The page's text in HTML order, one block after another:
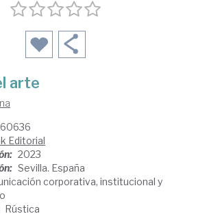
arte
Editorial
2023
Sevilla. España
corporativa, institucional y
Rústica